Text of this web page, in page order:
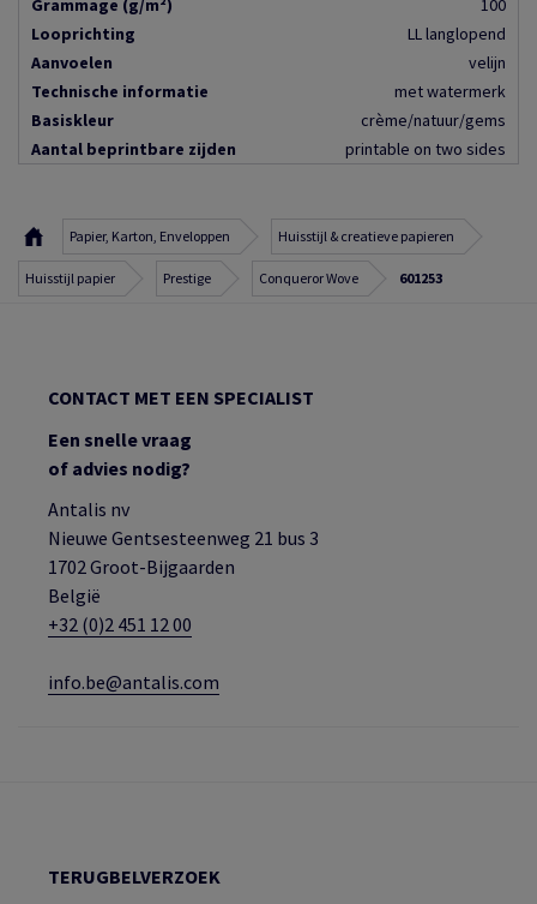
Grammage (g/m²)
100
Looprichting
LL langlopend
Aanvoelen
velijn
Technische informatie
met watermerk
Basiskleur
crème/natuur/gems
Aantal beprintbare zijden
printable on two sides
Papier, Karton, Enveloppen Huisstijl & creatieve papieren
Huisstijl papier Prestige Conqueror Wove 601253
CONTACT MET EEN SPECIALIST
Een snelle vraag
of advies nodig?
Antalis nv
Nieuwe Gentsesteenweg 21 bus 3
1702 Groot-Bijgaarden
België
+32 (0)2 451 12 00
info.be@antalis.com
TERUGBELVERZOEK